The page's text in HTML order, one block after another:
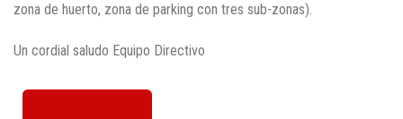
zona de huerto, zona de parking con tres sub-zonas).
Un cordial saludo Equipo Directivo